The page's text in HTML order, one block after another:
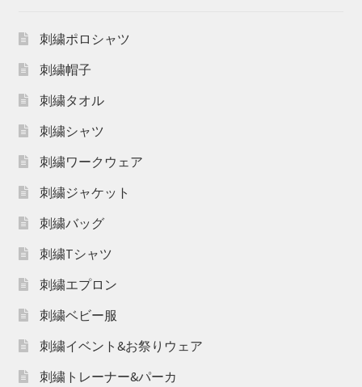
刺繍ポロシャツ
刺繍帽子
刺繍タオル
刺繍シャツ
刺繍ワークウェア
刺繍ジャケット
刺繍バッグ
刺繍Tシャツ
刺繍エプロン
刺繍ベビー服
刺繍イベント&お祭りウェア
刺繍トレーナー&パーカ